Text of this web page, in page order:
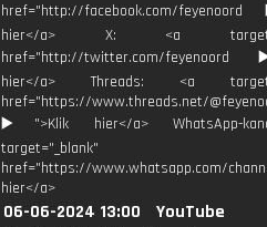
href="http://facebook.com/
hier</a> X: <a
href="http://twitter.com/
hier</a> Threads: <a
href="https://www.threads.net/
▶️">Klik hier</a> WhatsApp-
target="_blank"
href="https://www.whatsapp.com/
hier</a>
06-06-2024 13:00
YouTube